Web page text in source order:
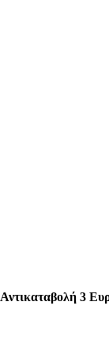
Αντικαταβολή 3